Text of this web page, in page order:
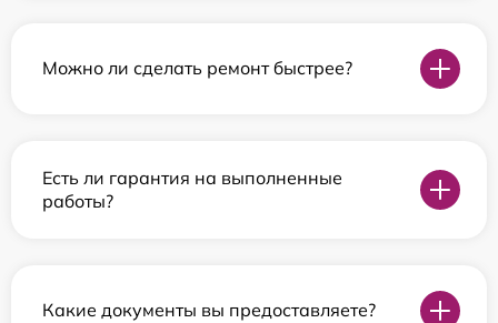
Можно ли сделать ремонт быстрее?
Есть ли гарантия на выполненные
работы?
Какие документы вы предоставляете?